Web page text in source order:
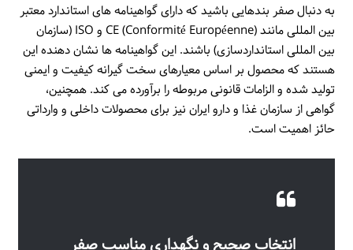
به دنبال صفر بندهایی باشید که دارای گواهینامه های استاندارد معتبر
بین المللی مانند CE (Conformité Européenne) و ISO (سازمان
بین المللی استانداردسازی) باشند. این گواهینامه ها نشان دهنده این
هستند که محصول بر اساس معیارهای سخت گیرانه کیفیت و ایمنی
تولید شده و الزامات قانونی مربوطه را برآورده می کند. همچنین،
گواهی از سازمان غذا و دارو ایران نیز برای محصولات داخلی و وارداتی
حائز اهمیت است.
انتخاب صحیح و نگهداری مناسب صفر